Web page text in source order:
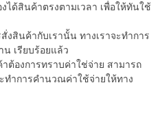
ได้สินค้าตรงตามเวลา เพื่อให้ทันใช้
งสินค้ากับเรานั้น ทางเราจะทำการ
น เรียบร้อยแล้ว
ต้องการทราบค่าใช่จ่าย สามารถ
ทำการคำนวณค่าใช้จ่ายให้ทาง